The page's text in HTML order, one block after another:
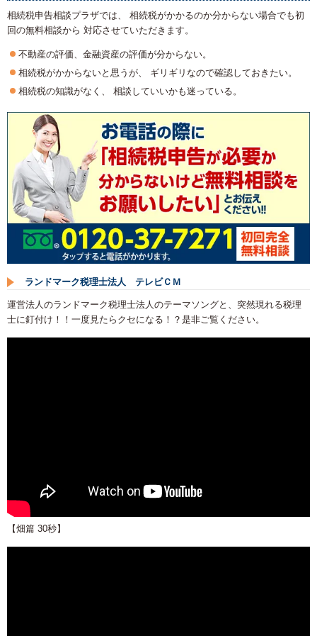
相続税申告相談プラザでは、 相続税がかかるのか分からない場合でも初
回の無料相談から 対応させていただきます。
不動産の評価、金融資産の評価が分からない。
相続税がかからないと思うが、 ギリギリなので確認しておきたい。
相続税の知識がなく、 相談していいかも迷っている。
ランドマーク税理士法人 テレビＣＭ
運営法人のランドマーク税理士法人のテーマソングと、突然現れる税理
士に釘付け！！一度見たらクセになる！？是非ご覧ください。
【畑篇 30秒】